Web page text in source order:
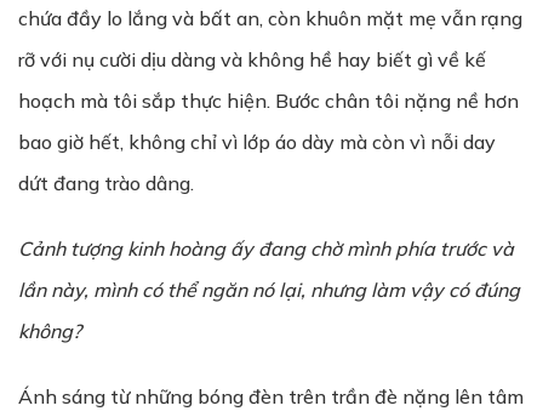
chứa đầy lo lắng và bất an, còn khuôn mặt mẹ vẫn rạng
rỡ với nụ cười dịu dàng và không hề hay biết gì về kế
hoạch mà tôi sắp thực hiện. Bước chân tôi nặng nề hơn
bao giờ hết, không chỉ vì lớp áo dày mà còn vì nỗi day
dứt đang trào dâng.
Cảnh tượng kinh hoàng ấy đang chờ mình phía trước và
lần này, mình có thể ngăn nó lại, nhưng làm vậy có đúng
không?
Ánh sáng từ những bóng đèn trên trần đè nặng lên tâm